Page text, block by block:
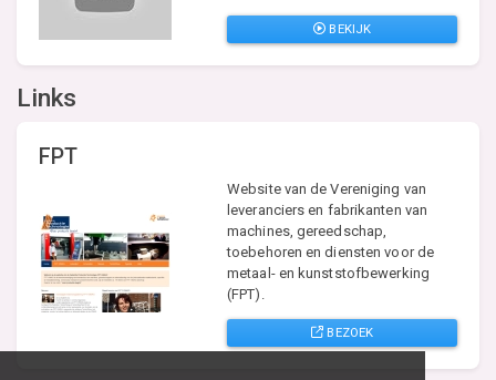
BEKIJK
Links
FPT
Website van de Vereniging van
leveranciers en fabrikanten van
machines, gereedschap,
toebehoren en diensten voor de
metaal- en kunststofbewerking
(FPT).
BEZOEK